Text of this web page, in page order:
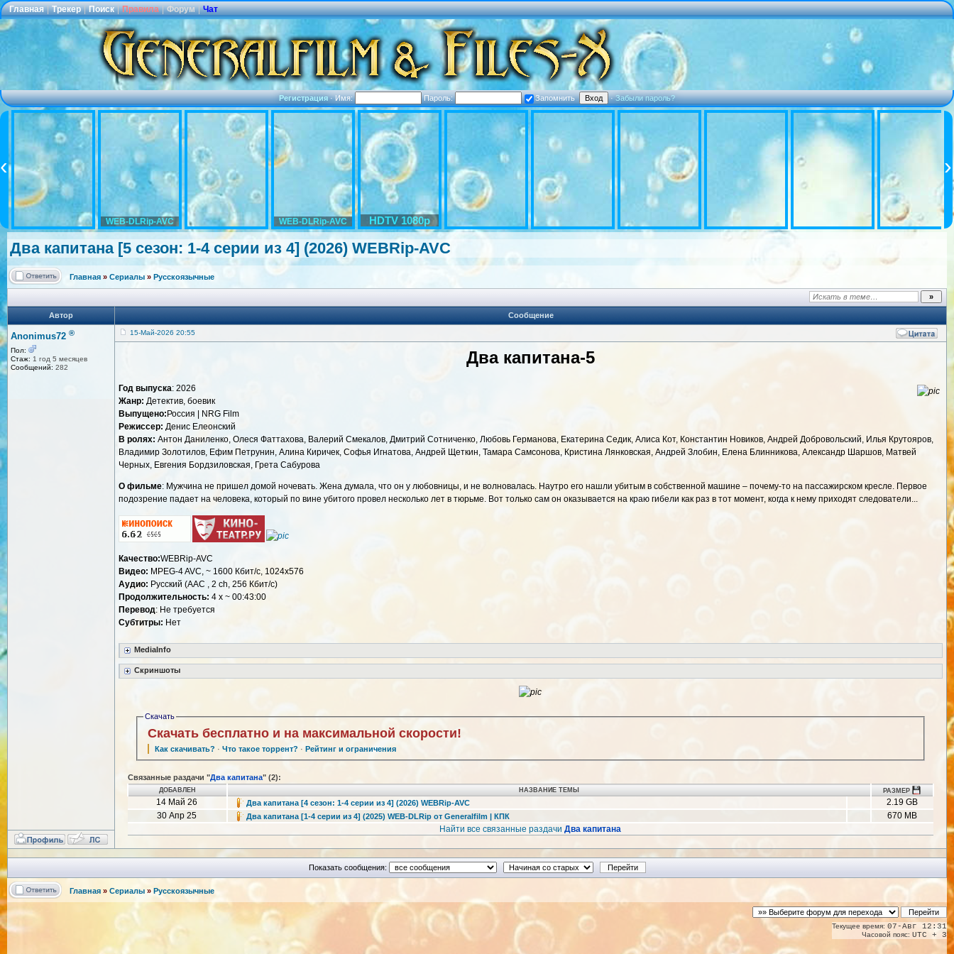
Главная | Трекер | Поиск | Правила | Форум | Чат
Регистрация·Имя: Пароль: Запомнить ·Забыли пароль?
WEB-DLRip-AVC WEB-DLRip-AVC HDTV 1080p
Два капитана [5 сезон: 1-4 серии из 4] (2026) WEBRip-AVC
Главная » Сериалы » Русскоязычные
Автор Сообщение
Anonimus72 ®
Пол:
Стаж: 1 год 5 месяцев
Сообщений: 282
15-Май-2026 20:55
Два капитана-5
Год выпуска: 2026
Жанр: Детектив, боевик
Выпущено: Россия | NRG Film
Режиссер: Денис Елеонский
В ролях: Антон Даниленко, Олеся Фаттахова, Валерий Смекалов, Дмитрий Сотниченко, Любовь Германова, Екатерина Седик, Алиса Кот, Константин Новиков, Андрей Добровольский, Илья Крутояров,
Владимир Золотилов, Ефим Петрунин, Алина Киричек, Софья Игнатова, Андрей Щеткин, Тамара Самсонова, Кристина Лянковская, Андрей Злобин, Елена Блинникова, Александр Шаршов, Матвей
Черных, Евгения Бордзиловская, Грета Сабурова
О фильме: Мужчина не пришел домой ночевать. Жена думала, что он у любовницы, и не волновалась. Наутро его нашли убитым в собственной машине – почему-то на пассажирском кресле. Первое
подозрение падает на человека, который по вине убитого провел несколько лет в тюрьме. Вот только сам он оказывается на краю гибели как раз в тот момент, когда к нему приходят следователи...
Качество:WEBRip-AVC
Видео: MPEG-4 AVC, ~ 1600 Кбит/с, 1024х576
Аудио: Русский (AAC , 2 ch, 256 Кбит/с)
Продолжительность: 4 x ~ 00:43:00
Перевод: Не требуется
Субтитры: Нет
MediaInfo
Скриншоты
Скачать
Скачать бесплатно и на максимальной скорости!
Как скачивать? ·Что такое торрент? · Рейтинг и ограничения
Связанные раздачи "Два капитана" (2):
ДОБАВЛЕН НАЗВАНИЕ ТЕМЫ РАЗМЕР
14 Май 26 Два капитана [4 сезон: 1-4 серии из 4] (2026) WEBRip-AVC
2.19 GB
30 Апр 25
Два капитана [1-4 серии из 4] (2025) WEB-DLRip от Generalfilm | КПК
670 MB
Найти все связанные раздачиДва капитана
Показать сообщения:
Главная » Сериалы » Русскоязычные
Текущее время: 07-Авг 12:31
Часовой пояс: UTC + 3